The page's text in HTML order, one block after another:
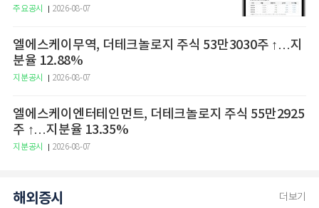
주요공시 2026-08-07
엘에스케이무역, 더테크놀로지 주식 53만3030주 ↑…지
분율 12.88%
지분공시 2026-08-07
엘에스케이엔터테인먼트, 더테크놀로지 주식 55만2925
주 ↑…지분율 13.35%
지분공시 2026-08-07
해외증시 더보기